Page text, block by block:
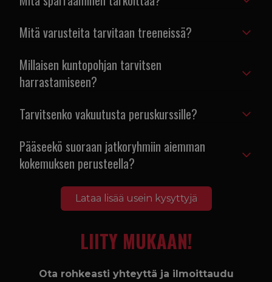
Mitä varusteita tarvitaan treeneissä?
Millaisen kuntopohjan tarvitsen
harrastamiseen?
Tarvitsenko vakuutusta peruskurssille?
Pääseekö suoraan jatkoryhmiin aiemman
kokemuksen perusteella?
Lataa lisää usein kysyttyjä
LIITY MUKAAN!
Ota rohkeasti yhteyttä ja ilmoittaudu